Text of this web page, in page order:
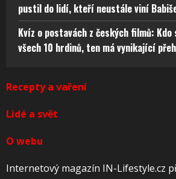
pustil do lidí, kteří neustále viní
Kvíz o postavách z českých filmů:
všech 10 hrdinů, ten má vynikající
Recepty a vaření
Lidé a svět
O webu
Internetový magazín IN-Lifestyle.cz